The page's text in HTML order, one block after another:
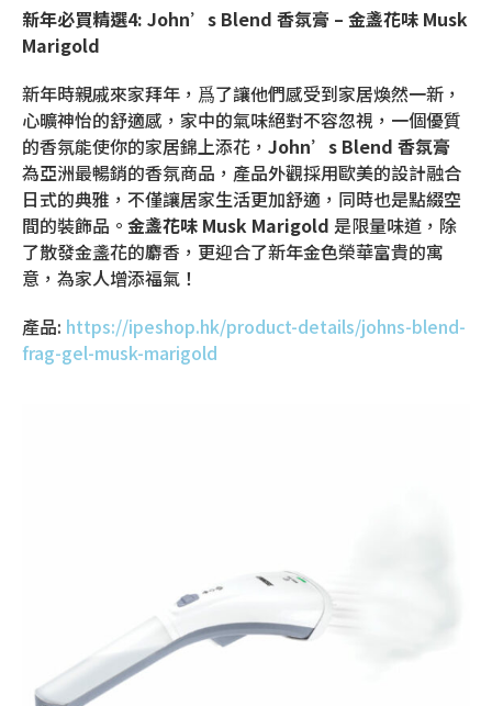
新年必買精選4: John’s Blend 香氛膏 – 金盞花味 Musk
Marigold
新年時親戚來家拜年，爲了讓他們感受到家居煥然一新，
心曠神怡的舒適感，家中的氣味絕對不容忽視，一個優質
的香氛能使你的家居錦上添花， John’s Blend 香氛膏
為亞洲最暢銷的香氛商品，產品外觀採用歐美的設計融合
日式的典雅，不僅讓居家生活更加舒適，同時也是點綴空
間的裝飾品。 金盞花味 Musk Marigold 是限量味道，除
了散發金盞花的麝香，更迎合了新年金色榮華富貴的寓
意，為家人增添福氣！
產品: https://ipeshop.hk/product-details/johns-blend-
frag-gel-musk-marigold